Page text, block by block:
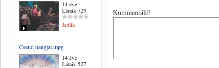
14 éve
Látták:729
Jedlik
Csend hangjai.mpg
14 éve
Látták:527
Kommentáld!